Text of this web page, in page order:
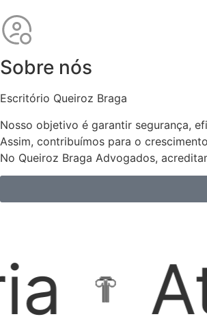
Sobre nós
Escritório Queiroz Braga
Nosso objetivo é garantir segurança,
Assim, contribuímos para o
No Queiroz Braga Advogados,